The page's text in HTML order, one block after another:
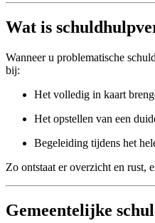
Wat is
Wanneer u problematische
bij:
Het volledig in kaart
Het opstellen van een
Begeleiding tijdens het
Zo ontstaat er overzicht en rust,
Gemeentelijke